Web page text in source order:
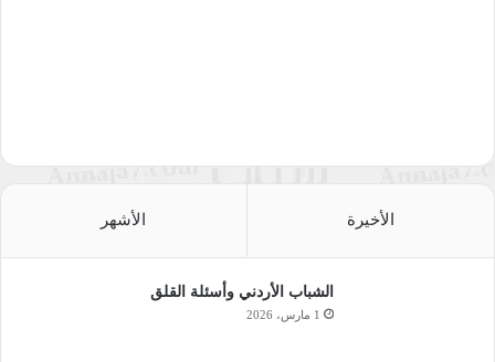
الأخيرة الأشهر
الشباب الأردني وأسئلة القلق
1 مارس، 2026